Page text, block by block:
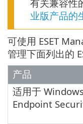
有关兼容性
业版产品的
可使用 ESET
管理下面列出的
产品
适用于
Endpoint